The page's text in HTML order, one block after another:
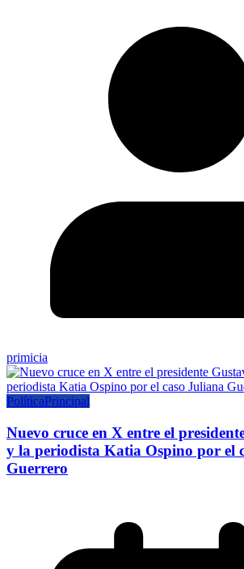
primicia
PolíticaPrincipal
Nuevo cruce en X entre el
y la periodista Katia Ospino por el
Guerrero